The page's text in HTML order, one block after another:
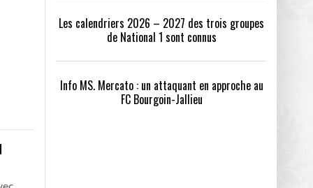
Les calendriers 2026 – 2027 des trois groupes
de National 1 sont connus
Info MS. Mercato : un attaquant en approche au
FC Bourgoin-Jallieu